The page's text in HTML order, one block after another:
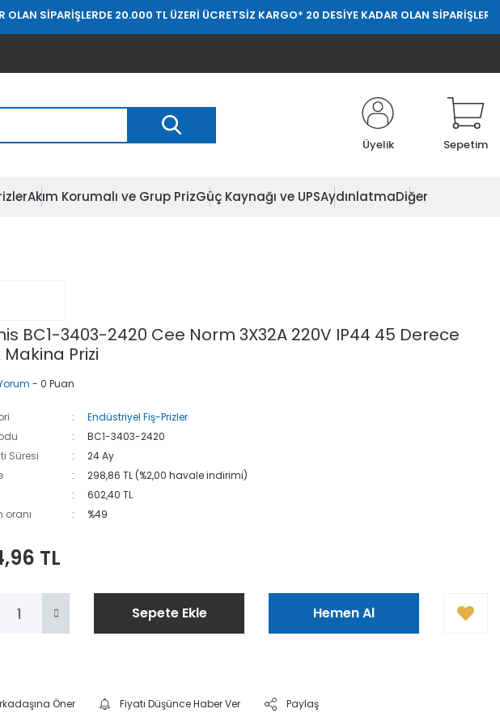
20.000 TL ÜZERİ ÜCRETSİZ KARGO* 20 DESİYE KADAR OLAN SİPARİŞLERDE 20.000 TL
Üyelik Sepetim
Akım Korumalı ve Grup PrizGüç Kaynağı ve UPSAydınlatmaDiğer
BC1-3403-2420 Cee Norm 3X32A 220V IP44 45 Derece
Makina Prizi
- 0 Puan
Endüstriyel Fiş-Prizler
BC1-3403-2420
Süresi
24 Ay
298,86 TL (%2,00 havale indirimi)
602,40 TL
oranı
%49
TL
Sepete Ekle Hemen Al
Öner Fiyatı Düşünce Haber Ver Paylaş